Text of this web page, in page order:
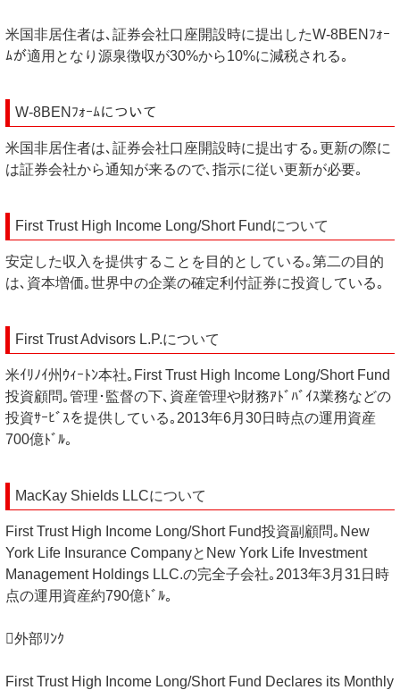
米国非居住者は､証券会社口座開設時に提出したW-8BENﾌｫｰ
ﾑが適用となり源泉徴収が30%から10%に減税される｡
W-8BENﾌｫｰﾑについて
米国非居住者は､証券会社口座開設時に提出する｡更新の際に
は証券会社から通知が来るので､指示に従い更新が必要｡
First Trust High Income Long/Short Fundについて
安定した収入を提供することを目的としている｡第二の目的
は､資本増価｡世界中の企業の確定利付証券に投資している｡
First Trust Advisors L.P.について
米ｲﾘﾉｲ州ｳｨｰﾄﾝ本社｡First Trust High Income Long/Short Fund
投資顧問｡管理･監督の下､資産管理や財務ｱﾄﾞﾊﾞｲｽ業務などの
投資ｻｰﾋﾞｽを提供している｡2013年6月30日時点の運用資産
700億ﾄﾞﾙ｡
MacKay Shields LLCについて
First Trust High Income Long/Short Fund投資副顧問｡New
York Life Insurance CompanyとNew York Life Investment
Management Holdings LLC.の完全子会社｡2013年3月31日時
点の運用資産約790億ﾄﾞﾙ｡
外部ﾘﾝｸ
First Trust High Income Long/Short Fund Declares its Monthly